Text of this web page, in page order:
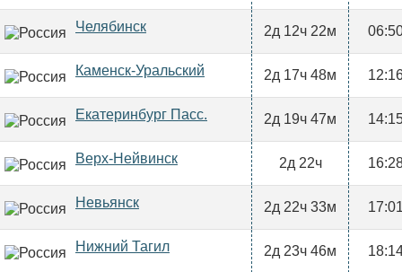
Челябинск 2д 12ч 22м
Каменск-Уральский 2д 17ч 48м
Екатеринбург Пасс. 2д 19ч 47м
Верх-Нейвинск 2д 22ч
Невьянск 2д 22ч 33м
Нижний Тагил 2д 23ч 46м